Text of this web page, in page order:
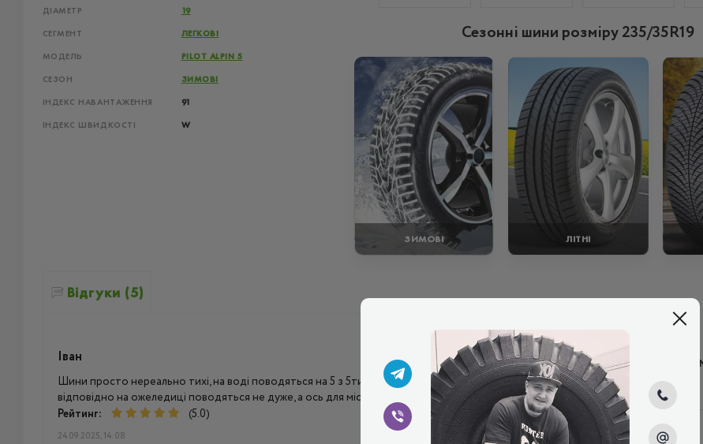
ДІАМЕТР 19
СЕГМЕНТ ЛЕГКОВІ
МОДЕЛЬ PILOT ALPIN 5
СЕЗОН ЗИМОВІ
ІНДЕКС НАВАНТАЖЕННЯ 91
ІНДЕКС ШВИДКОСТІ W
Сезонні шини розміру 235/35R19
ЗИМОВІ ЛІТНІ
Відгуки (5)
Іван
Шини просто нереально тихі, на воді поводяться на 5 з 5ти) це європейкого типу шини, так що
відповідно на ожеледиці поводяться не дуже, а ось для міста, кращих шин напевно немає)
Рейтинг:
(5.0)
24.09.2025, 14:08
Написати
Ім'я*